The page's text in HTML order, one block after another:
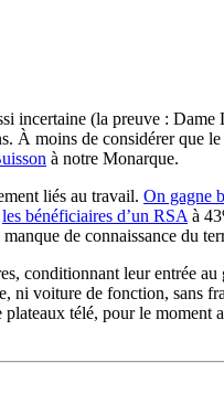
(la preuve : Dame
moins de considérer que
à notre Monarque.
liés au travail. On gagne
les bénéficiaires d’un RSA à
de connaissance du
conditionnant leur entrée
voiture de fonction, sans
télé, pour le moment